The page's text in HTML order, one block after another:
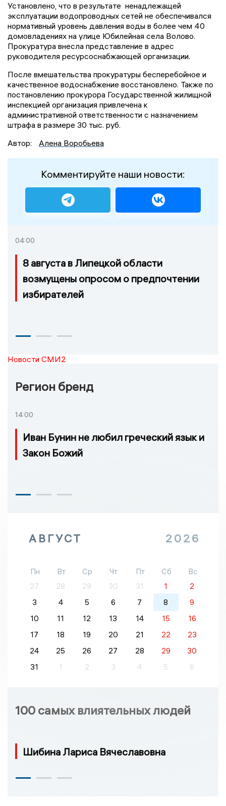
Установлено, что в результате ненадлежащей
эксплуатации водопроводных сетей не обеспечивался
нормативный уровень давления воды в более чем 40
домовладениях на улице Юбилейная села Волово.
Прокуратура внесла представление в адрес
руководителя ресурсоснабжающей организации.
После вмешательства прокуратуры бесперебойное и
качественное водоснабжение восстановлено. Также по
постановлению прокурора Государственной жилищной
инспекцией организация привлечена к
административной ответственности с назначением
штрафа в размере 30 тыс. руб.
Автор:
Алена Воробьева
Комментируйте наши новости:
04:00
8 августа в Липецкой области
возмущены опросом о предпочтении
избирателей
Новости СМИ2
Регион бренд
14:00
Иван Бунин не любил греческий язык и
Закон Божий
АВГУСТ 2026
Пн Вт Ср Чт Пт Сб
Вс
27
28 29 30 31 1
2
3
4 5 6 7 8
9
10
11 12 13 14 15
16
17
18 19 20 21 22
23
24
25 26 27 28 29
30
31
1 2 3 4 5 6
100 самых влиятельных людей
Шибина Лариса Вячеславовна